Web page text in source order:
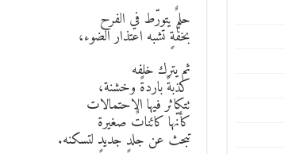
حلمٌ يتورّط في الفرح
بخفّةٍ تشبه اعتذار الضوء،
ثم يترك خلفه
كذبةً باردةً وخشنة،
تتكاثر فيها الاحتمالات
كأنّها كائناتٌ صغيرة
تبحث عن جلدٍ جديدٍ لتسكنه.